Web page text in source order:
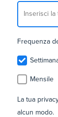
Frequenza
Mensile
La tua
alcun modo.